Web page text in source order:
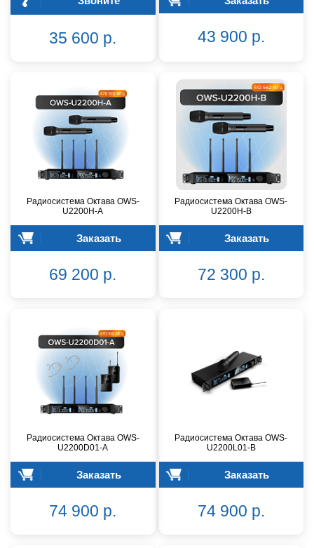
35 600 р. 43 900 р.
Радиосистема Октава OWS-
U2200H-A
Заказать
69 200 р.
Радиосистема Октава OWS-
U2200H-B
Заказать
72 300 р.
Радиосистема Октава OWS-
U2200D01-A
Заказать
74 900 р.
Радиосистема Октава OWS-
U2200L01-B
Заказать
74 900 р.